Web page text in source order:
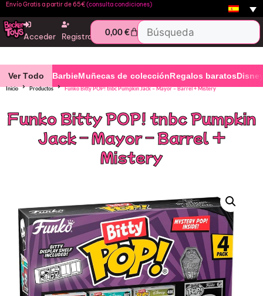
Envío Gratis a partir de 65€(consulta condiciones)
Acceder Registro 0,00€
Ver Todo BarbieMuñecas de colecciónRegalos baratos
Inicio Productos Funko Bitty POP! tnbc Pumpkin Jack – Mayor – Barrel + Mistery
Funko Bitty POP! tnbc Pumpkin
Jack – Mayor – Barrel +
Mistery